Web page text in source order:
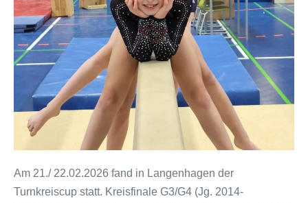
Am 21./ 22.02.2026 fand in Langenhagen der
Turnkreiscup statt. Kreisfinale G3/G4 (Jg. 2014-